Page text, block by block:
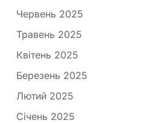
Червень 2025
Травень 2025
Квітень 2025
Березень 2025
Лютий 2025
Січень 2025